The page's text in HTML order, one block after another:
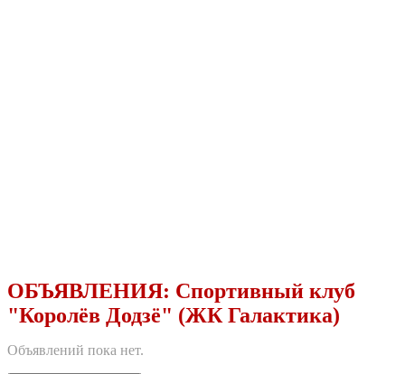
ОБЪЯВЛЕНИЯ: Спортивный клуб
"Королёв Додзё" (ЖК Галактика)
Объявлений пока нет.